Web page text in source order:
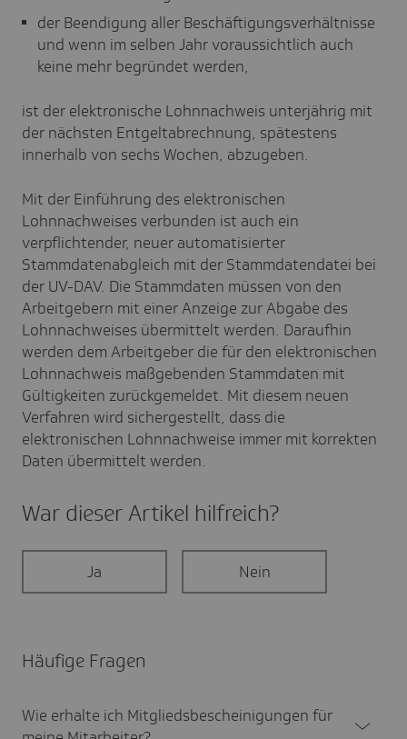
der Beendigung aller Beschäftigungsverhältnisse
und wenn im selben Jahr voraussichtlich auch
keine mehr begründet werden,
ist der elektronische Lohnnachweis unterjährig mit
der nächsten Entgeltabrechnung, spätestens
innerhalb von sechs Wochen, abzugeben.
Mit der Einführung des elektronischen
Lohnnachweises verbunden ist auch ein
verpflichtender, neuer automatisierter
Stammdatenabgleich mit der Stammdatendatei bei
der UV-DAV. Die Stammdaten müssen von den
Arbeitgebern mit einer Anzeige zur Abgabe des
Lohnnachweises übermittelt werden. Daraufhin
werden dem Arbeitgeber die für den elektronischen
Lohnnachweis maßgebenden Stammdaten mit
Gültigkeiten zurückgemeldet. Mit diesem neuen
Verfahren wird sichergestellt, dass die
elektronischen Lohnnachweise immer mit korrekten
Daten übermittelt werden.
War dieser Artikel hilf­reich?
Ja Nein
Häufige Fragen
Wie erhalte ich Mitglieds­be­schei­ni­gungen für